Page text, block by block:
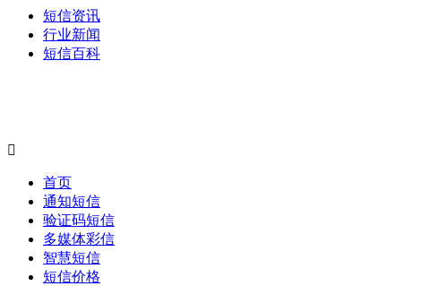
短信资讯
行业新闻
短信百科

首页
通知短信
验证码短信
多媒体彩信
智慧短信
短信价格